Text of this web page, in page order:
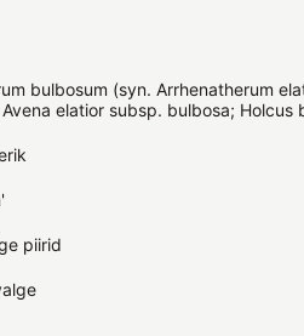
bulbosum (syn. Arrhenatherum
elatior subsp. bulbosa; Holcus
piirid